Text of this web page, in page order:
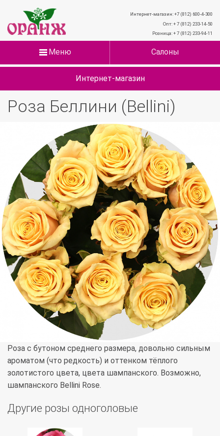
Интернет-магазин: +7 (812) 600-4-300
Опт: + 7 (812) 233-14-50
Розница: + 7 (812) 233-94-11
Меню Салоны
Интернет-магазин
Роза Беллини (Bellini)
Роза с бутоном среднего размера, довольно сильным
ароматом (что редкость) и оттенком тёплого
золотистого цвета, цвета шампанского. Возможно,
шампанского Bellini Rose.
Другие розы одноголовые